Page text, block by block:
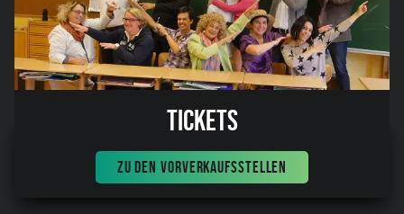
Tickets
ZU DEN VORVERKAUFSSTELLEN